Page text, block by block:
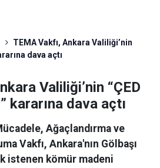
TEMA Vakfı, Ankara Valiliği’nin
dava açtı
Valiliği’nin “ÇED
kararına dava açtı
Ağaçlandırma ve
Vakfı, Ankara'nın Gölbaşı
istenen kömür madeni